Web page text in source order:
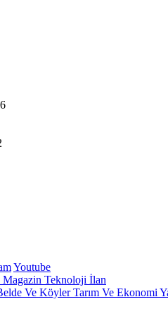
Youtube
Magazin Teknoloji İlan
Ve KöylerTarım Ve Ekonomi